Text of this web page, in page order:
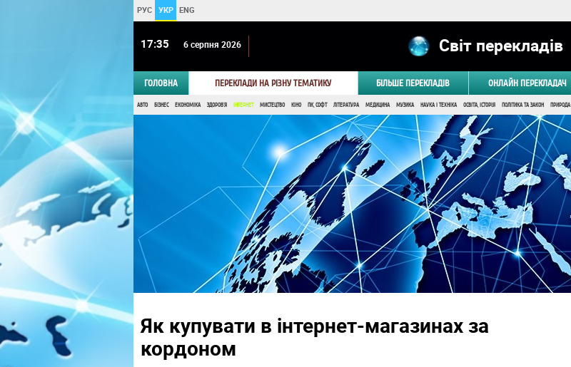
РУС УКР ENG
17:35 6 серпня 2026 Світ перекладів
ГОЛОВНА ПЕРЕКЛАДИ НА РІЗНУ ТЕМАТИКУ БІЛЬШЕ ПЕРЕКЛАДІВ ОНЛАЙН ПЕРЕКЛАДАЧ
АВТО БІЗНЕС ЕКОНОМІКА ЗДОРОВ'Я ІНТЕРНЕТ МИСТЕЦТВО КІНО ПК, СОФТ ЛІТЕРАТУРА МЕДИЦИНА МУЗИКА НАУКА І ТЕХНІКА ОСВІТА, ІСТОРІЯ ПОЛІТИКА ТА ЗАКОН ПРИРОДА
Як купувати в інтернет-магазинах за
кордоном